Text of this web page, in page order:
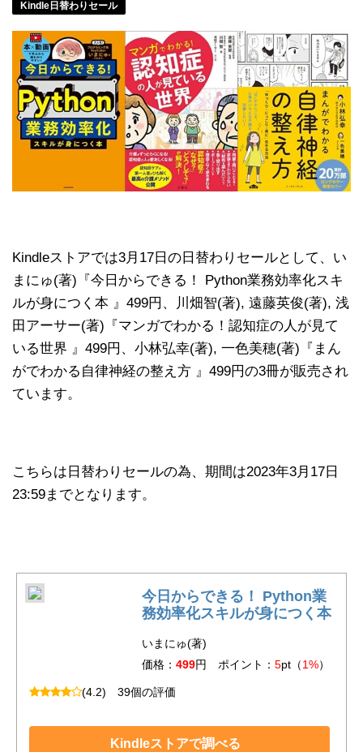
Kindle日替わりセール
Kindleストアでは3月17日の日替わりセールとして、い
まにゅ(著)『今日からできる！ Python業務効率化スキ
ルが身につく本 』499円、川畑智(著), 遠藤英俊(著), 浅
田アーサー(著)『マンガでわかる！認知症の人が見て
いる世界 』499円、小林弘幸(著), 一色美穂(著)『まん
がでわかる自律神経の整え方 』499円の3冊が販売され
ています。
こちらは日替わりセールの為、期間は2023年3月17日
23:59までとなります。
今日からできる！ Python業
務効率化スキルが身につく本
いまにゅ(著)
価格： 499円 ポイント： 5pt（1%）
(4.2) 39個の評価
Kindleストアで調べる